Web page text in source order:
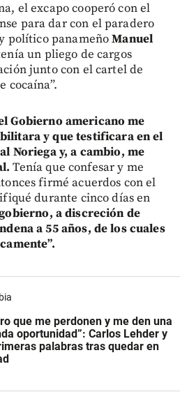
el excapo cooperó con el
para dar con el paradero
político panameñoManuel
un pliego de cargos
junto con el cartel de
cocaína”.
Gobierno americano me
y que testificara en el
Noriega y, a cambio, me
Tenía que confesar y me
firmé acuerdos con el
durante cinco días en
a discreción de
a 55 años, de los cuales
que me perdonen y me den una
oportunidad”: Carlos Lehder y
palabras tras quedar en